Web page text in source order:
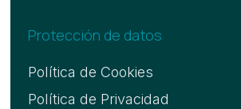
Protección de datos
Política de Cookies
Política de Privacidad